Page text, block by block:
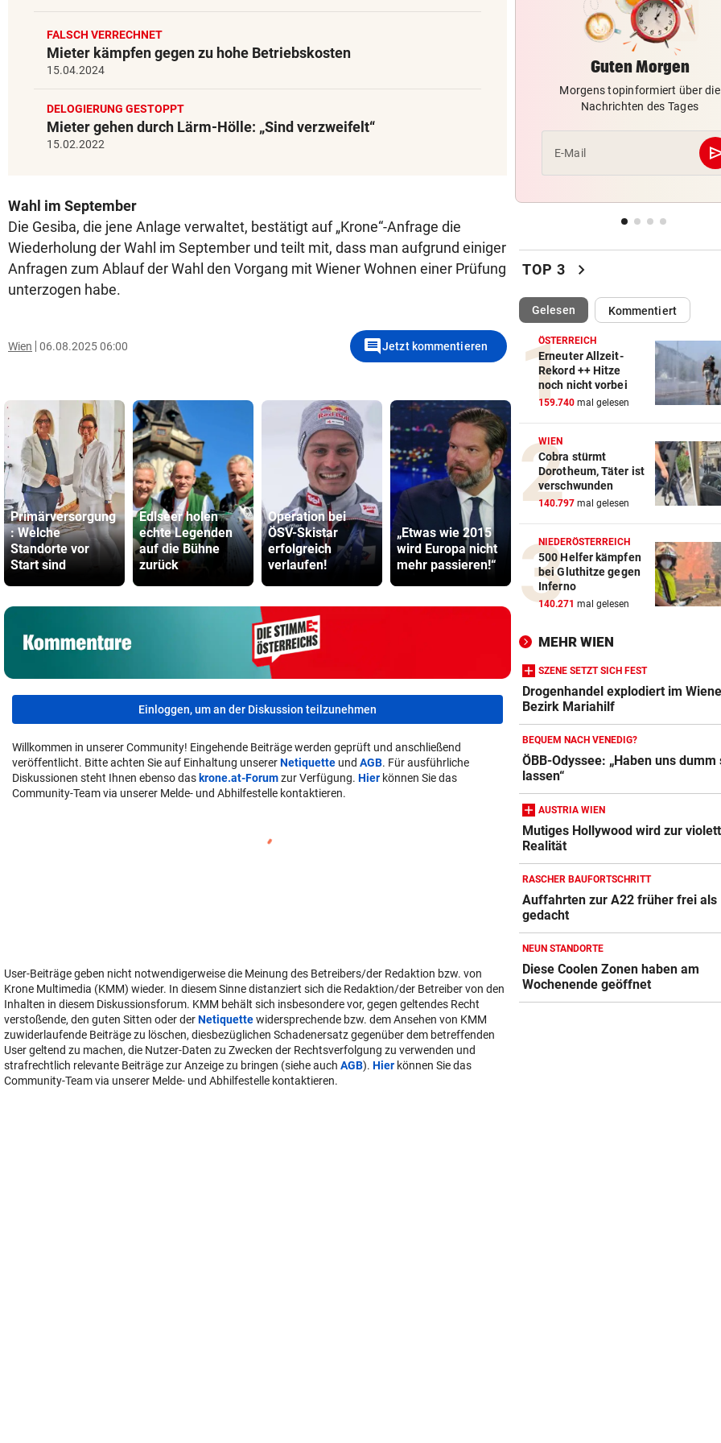
FALSCH VERRECHNET
Mieter kämpfen gegen zu hohe Betriebskosten
15.04.2024
DELOGIERUNG GESTOPPT
Mieter gehen durch Lärm-Hölle: „Sind verzweifelt“
15.02.2022
Wahl im September
Die Gesiba, die jene Anlage verwaltet, bestätigt auf „Krone“-Anfrage die
Wiederholung der Wahl im September und teilt mit, dass man aufgrund einiger
Anfragen zum Ablauf der Wahl den Vorgang mit Wiener Wohnen einer Prüfung
unterzogen habe.
Wien 06.08.2025 06:00 commentJetzt kommentieren
Primärversorgung
: Welche
Standorte vor
Start sind
Edlseer holen
echte Legenden
auf die Bühne
zurück
Operation bei
ÖSV-Skistar
erfolgreich
verlaufen!
„Etwas wie 2015
wird Europa nicht
mehr passieren!“
Brandstiftung
nahe Athen
Mütter-
gegen
Einloggen, um an der Diskussion teilzunehmen
Willkommen in unserer Community! Eingehende Beiträge werden geprüft und anschließend
veröffentlicht. Bitte achten Sie auf Einhaltung unsererNetiquette und AGB. Für ausführliche
Diskussionen steht Ihnen ebenso das krone.at-Forumzur Verfügung. Hier können Sie das
Community-Team via unserer Melde- und Abhilfestelle kontaktieren.
User-Beiträge geben nicht notwendigerweise die Meinung des Betreibers/der Redaktion bzw. von
Krone Multimedia (KMM) wieder. In diesem Sinne distanziert sich die Redaktion/der Betreiber von den
Inhalten in diesem Diskussionsforum. KMM behält sich insbesondere vor, gegen geltendes Recht
verstoßende, den guten Sitten oder derNetiquettewidersprechende bzw. dem Ansehen von KMM
zuwiderlaufende Beiträge zu löschen, diesbezüglichen Schadenersatz gegenüber dem betreffenden
User geltend zu machen, die Nutzer-Daten zu Zwecken der Rechtsverfolgung zu verwenden und
strafrechtlich relevante Beiträge zur Anzeige zu bringen (siehe auch AGB). Hier können Sie das
Community-Team via unserer Melde- und Abhilfestelle kontaktieren.
Bayern kassiert Millionen –
Transfer-Clou
AUFREGUNG IM NETZ
Spider-Man im BMW-
Anwalt auf den Plan
vor
Sager wirkt nach: Mütter-
Aufstand gegen Kanzler
heißem Auto gerettet
Guten Morgen
Morgens topinformiert über die
Nachrichten des Tages
E-Mail
TOP 3 chevron_right
Gelesen(ausgewählt)Kommentiert
ÖSTERREICH
Erneuter Allzeit-
Rekord ++ Hitze
noch nicht vorbei
159.740 mal gelesen
WIEN
Cobra stürmt
Dorotheum, Täter ist
verschwunden
140.797 mal gelesen
NIEDERÖSTERREICH
500 Helfer kämpfen
bei Gluthitze gegen
Inferno
140.271 mal gelesen
MEHR WIEN
SZENE SETZT SICH FEST
Drogenhandel explodiert im
Bezirk Mariahilf
BEQUEM NACH VENEDIG?
ÖBB-Odyssee: „Haben uns
lassen“
AUSTRIA WIEN
Mutiges Hollywood wird zur
Realität
RASCHER BAUFORTSCHRITT
Auffahrten zur A22 früher frei als
gedacht
NEUN STANDORTE
Diese Coolen Zonen haben am
Wochenende geöffnet